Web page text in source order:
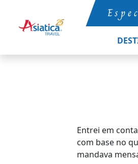
Entrei em
com base no
mandava